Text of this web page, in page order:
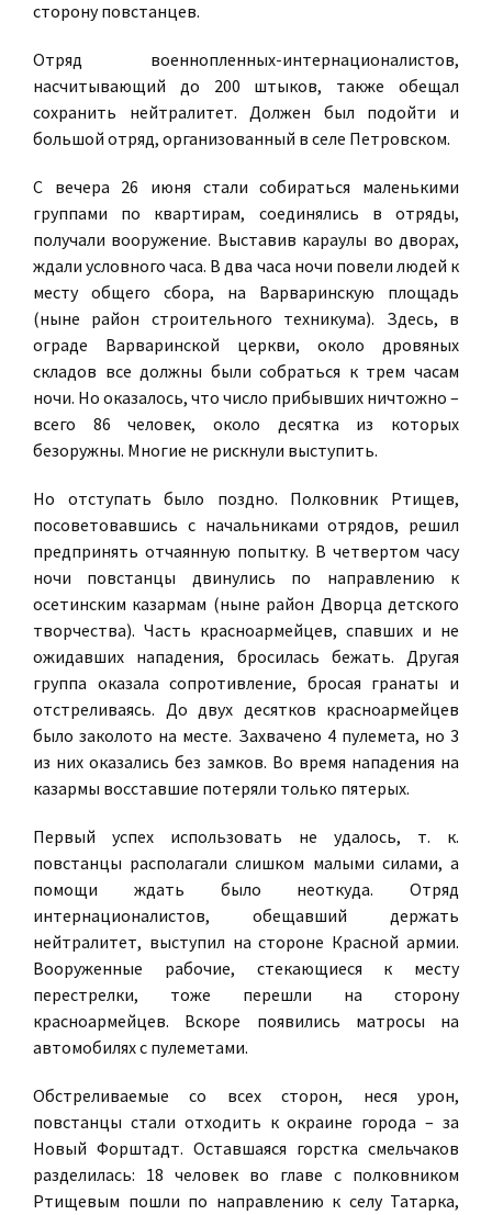
сторону повстанцев.
Отряд военнопленных-интернационалистов,
насчитывающий до 200 штыков, также обещал
сохранить нейтралитет. Должен был подойти и
большой отряд, организованный в селе Петровском.
С вечера 26 июня стали собираться маленькими
группами по квартирам, соединялись в отряды,
получали вооружение. Выставив караулы во дворах,
ждали условного часа. В два часа ночи повели людей к
месту общего сбора, на Варваринскую площадь
(ныне район строительного техникума). Здесь, в
ограде Варваринской церкви, около дровяных
складов все должны были собраться к трем часам
ночи. Но оказалось, что число прибывших ничтожно –
всего 86 человек, около десятка из которых
безоружны. Многие не рискнули выступить.
Но отступать было поздно. Полковник Ртищев,
посоветовавшись с начальниками отрядов, решил
предпринять отчаянную попытку. В четвертом часу
ночи повстанцы двинулись по направлению к
осетинским казармам (ныне район Дворца детского
творчества). Часть красноармейцев, спавших и не
ожидавших нападения, бросилась бежать. Другая
группа оказала сопротивление, бросая гранаты и
отстреливаясь. До двух десятков красноармейцев
было заколото на месте. Захвачено 4 пулемета, но 3
из них оказались без замков. Во время нападения на
казармы восставшие потеряли только пятерых.
Первый успех использовать не удалось, т. к.
повстанцы располагали слишком малыми силами, а
помощи ждать было неоткуда. Отряд
интернационалистов, обещавший держать
нейтралитет, выступил на стороне Красной армии.
Вооруженные рабочие, стекающиеся к месту
перестрелки, тоже перешли на сторону
красноармейцев. Вскоре появились матросы на
автомобилях с пулеметами.
Обстреливаемые со всех сторон, неся урон,
повстанцы стали отходить к окраине города – за
Новый Форштадт. Оставшаяся горстка смельчаков
разделилась: 18 человек во главе с полковником
Ртищевым пошли по направлению к селу Татарка,